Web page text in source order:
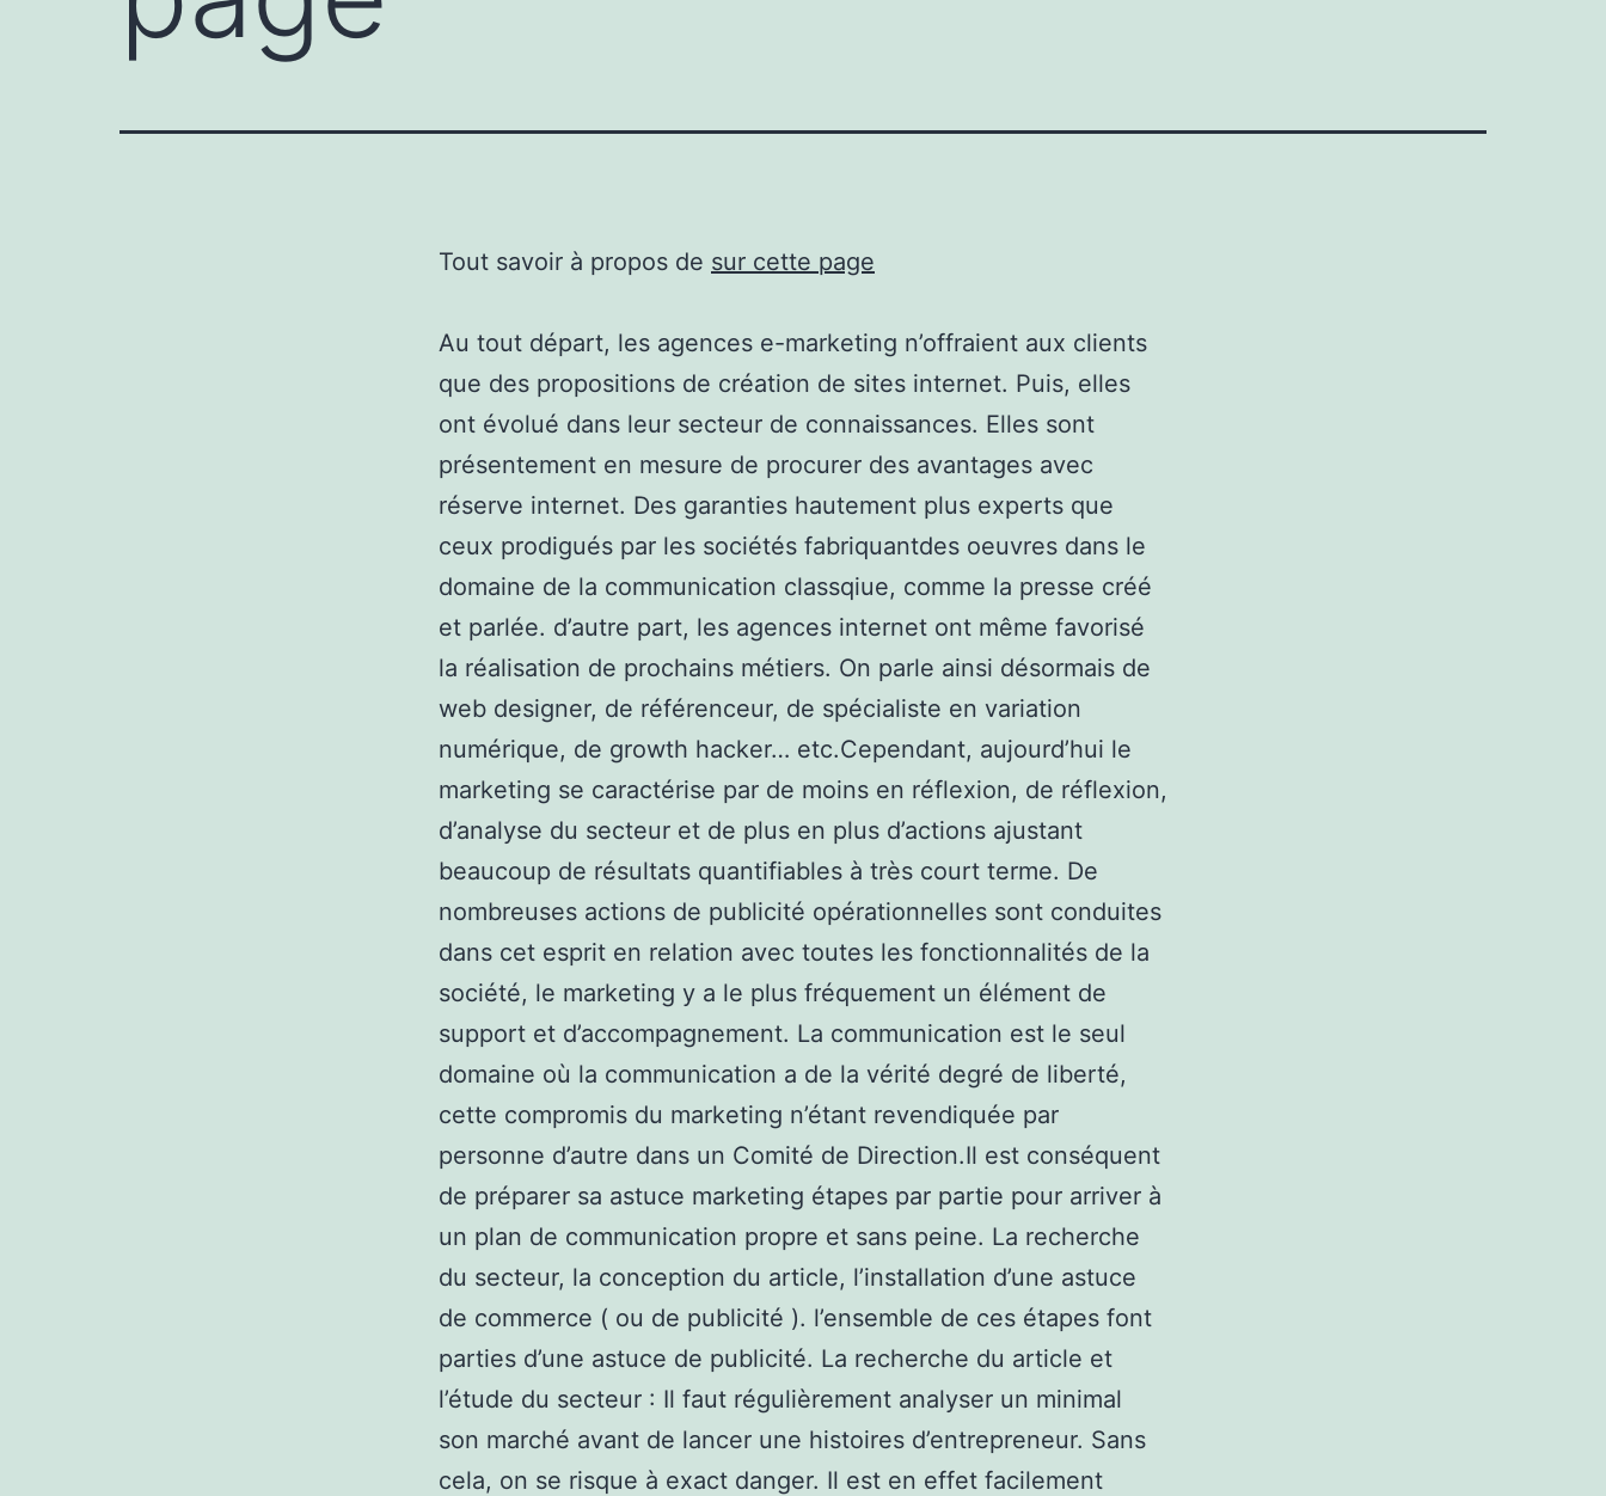
Tout savoir à propos de sur cette page
Au tout départ, les agences e-marketing n’offraient aux clients
que des propositions de création de sites internet. Puis, elles
ont évolué dans leur secteur de connaissances. Elles sont
présentement en mesure de procurer des avantages avec
réserve internet. Des garanties hautement plus experts que
ceux prodigués par les sociétés fabriquantdes oeuvres dans le
domaine de la communication classqiue, comme la presse créé
et parlée. d’autre part, les agences internet ont même favorisé
la réalisation de prochains métiers. On parle ainsi désormais de
web designer, de référenceur, de spécialiste en variation
numérique, de growth hacker… etc.Cependant, aujourd’hui le
marketing se caractérise par de moins en réflexion, de réflexion,
d’analyse du secteur et de plus en plus d’actions ajustant
beaucoup de résultats quantifiables à très court terme. De
nombreuses actions de publicité opérationnelles sont conduites
dans cet esprit en relation avec toutes les fonctionnalités de la
société, le marketing y a le plus fréquement un élément de
support et d’accompagnement. La communication est le seul
domaine où la communication a de la vérité degré de liberté,
cette compromis du marketing n’étant revendiquée par
personne d’autre dans un Comité de Direction.Il est conséquent
de préparer sa astuce marketing étapes par partie pour arriver à
un plan de communication propre et sans peine. La recherche
du secteur, la conception du article, l’installation d’une astuce
de commerce ( ou de publicité ). l’ensemble de ces étapes font
parties d’une astuce de publicité. La recherche du article et
l’étude du secteur : Il faut régulièrement analyser un minimal
son marché avant de lancer une histoires d’entrepreneur. Sans
cela, on se risque à exact danger. Il est en effet facilement